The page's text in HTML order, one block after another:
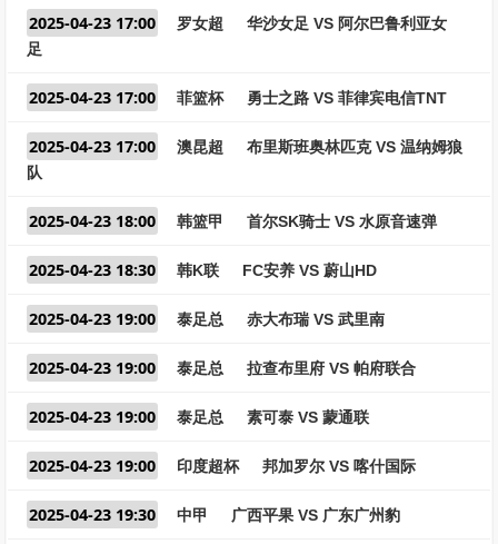
2025-04-23 17:00 罗女超
华沙女足 VS 阿尔巴鲁利亚女
足
2025-04-23 17:00 菲篮杯 勇士之路 VS 菲律宾电信TNT
2025-04-23 17:00 澳昆超
布里斯班奥林匹克 VS 温纳姆狼
队
2025-04-23 18:00 韩篮甲 首尔SK骑士 VS 水原音速弹
2025-04-23 18:30 韩K联 FC安养 VS 蔚山HD
2025-04-23 19:00 泰足总 赤大布瑞 VS 武里南
2025-04-23 19:00 泰足总 拉查布里府 VS 帕府联合
2025-04-23 19:00 泰足总 素可泰 VS 蒙通联
2025-04-23 19:00 印度超杯 邦加罗尔 VS 喀什国际
2025-04-23 19:30 中甲 广西平果 VS 广东广州豹